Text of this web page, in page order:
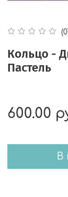
Кольцо -
Пастель
600.00
В